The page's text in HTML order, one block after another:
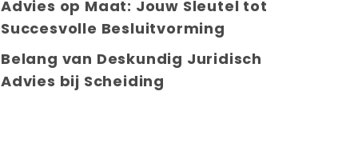
Advies op Maat: Jouw Sleutel tot
Succesvolle Besluitvorming
Belang van Deskundig Juridisch
Advies bij Scheiding